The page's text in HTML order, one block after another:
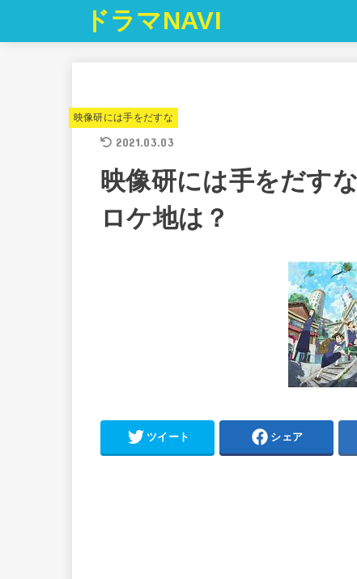
ドラマNAVI
映像研には手をだすな
2021.03.03
映像研には手をだす
ロケ地は？
ツイート シェア